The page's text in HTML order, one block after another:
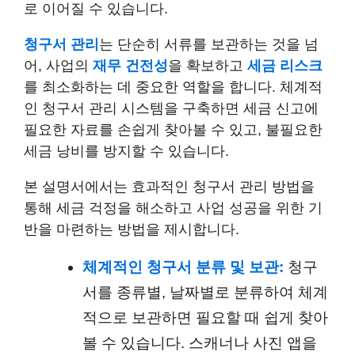
로 이어질 수 있습니다.
청구서 관리 는 단순히 서류를 보관하는 것을 넘
어, 사업의 재무 건전성을 확보하고 세금 리스크
를 최소화하는 데 중요한 역할을 합니다. 체계적
인 청구서 관리 시스템을 구축하면 세금 신고에
필요한 자료를 손쉽게 찾아볼 수 있고, 불필요한
세금 낭비를 방지할 수 있습니다.
본 설명서에서는 효과적인 청구서 관리 방법을
통해 세금 걱정을 해소하고 사업 성공을 위한 기
반을 마련하는 방법을 제시합니다.
체계적인 청구서 분류 및 보관: 청구
서를 종류별, 날짜별로 분류하여 체계
적으로 보관하면 필요할 때 쉽게 찾아
볼 수 있습니다. 스캐너나 사진 앱을